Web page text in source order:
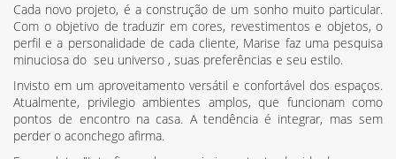
Cada novo projeto, é a construção de um sonho muito particular.
Com o objetivo de traduzir em cores, revestimentos e objetos, o
perfil e a personalidade de cada cliente, Marise faz uma pesquisa
minuciosa do seu universo , suas preferências e seu estilo.
Invisto em um aproveitamento versátil e confortável dos espaços.
Atualmente, privilegio ambientes amplos, que funcionam como
pontos de encontro na casa. A tendência é integrar, mas sem
perder o aconchego afirma.